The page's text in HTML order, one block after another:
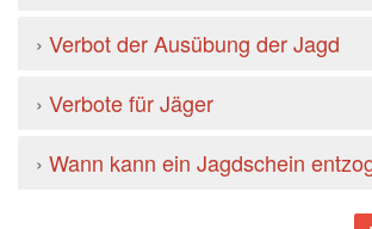
› Verbot der Ausübung der Jagd
› Verbote für Jäger
› Wann kann ein Jagdschein